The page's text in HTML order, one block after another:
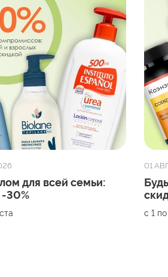
для всей семьи:
-30%
01
с 1